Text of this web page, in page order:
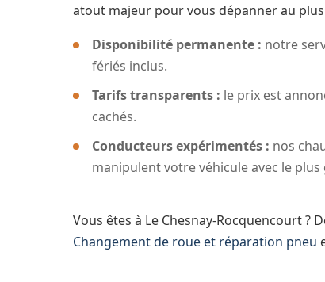
atout majeur pour vous dépanner au
Disponibilité permanente : notre
fériés inclus.
Tarifs transparents : le prix est
cachés.
Conducteurs expérimentés : nos
manipulent votre véhicule avec le plus
Vous êtes à Le Chesnay-Rocquencourt ?
Changement de roue et réparation pneu